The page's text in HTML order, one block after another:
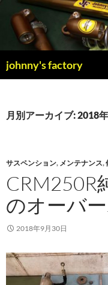
johnny's factory
索
ン
キ
ッ
プ
月別アーカイブ: 2018
サスペンション, メンテナンス,
CRM250R
のオーバ
2018年9月30日